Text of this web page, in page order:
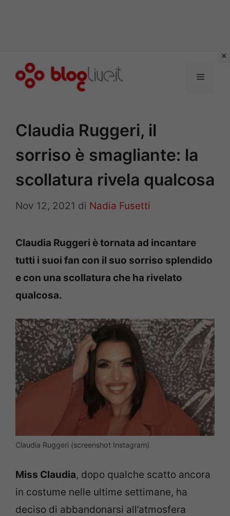
Menu
Claudia Ruggeri, il
sorriso è smagliante: la
scollatura rivela qualcosa
Nov 12, 2021 di Nadia Fusetti
Claudia Ruggeri è tornata ad incantare
tutti i suoi fan con il suo sorriso splendido
e con una scollatura che ha rivelato
qualcosa.
Claudia Ruggeri (screenshot Instagram)
Miss Claudia, dopo qualche scatto ancora
in costume nelle ultime settimane, ha
deciso di abbandonarsi all’atmosfera